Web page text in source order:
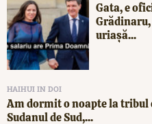
Gata, e
uriașă...
HAIHUI IN DOI
Am dormit o noapte la tribul
Sudanul de Sud,...